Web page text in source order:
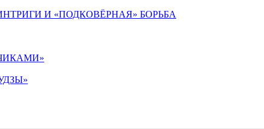
И «ПОДКОВЁРНАЯ» БОРЬБА